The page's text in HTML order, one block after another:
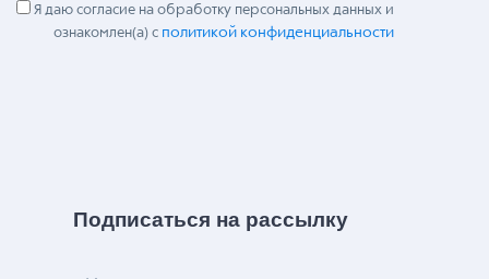
Я даю согласие на обработку персональных данных и
ознакомлен(а) с политикой конфиденциальности
Подписаться на рассылку